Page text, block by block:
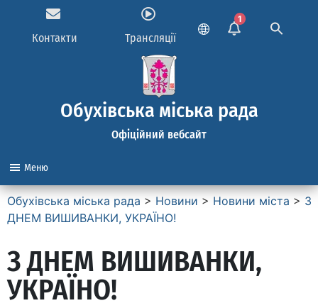
Контакти Трансляції
1
Обухівська міська рада
Офіційний вебсайт
Меню
Обухівська міська рада > Новини > Новини міста > З
ДНЕМ ВИШИВАНКИ, УКРАЇНО!
З ДНЕМ ВИШИВАНКИ,
УКРАЇНО!